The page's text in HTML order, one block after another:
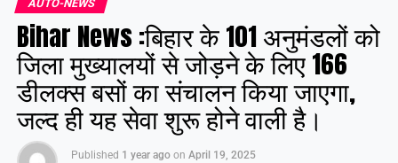
AUTO-NEWS
Bihar News :बिहार के 101 अनुमंडलों को
जिला मुख्यालयों से जोड़ने के लिए 166
डीलक्स बसों का संचालन किया जाएगा,
जल्द ही यह सेवा शुरू होने वाली है।
Published 1 year ago on April 19, 2025